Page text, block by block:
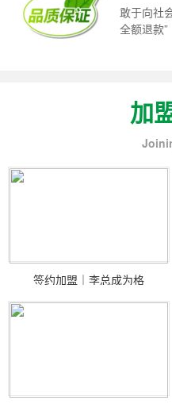
敢于向社
全额退款”
加
签约加盟｜李总成为格